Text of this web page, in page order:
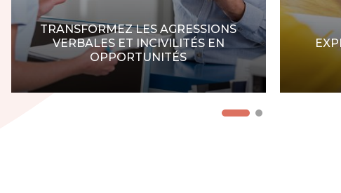
TRANSFORMEZ LES AGRESSIONS
VERBALES ET INCIVILITÉS EN
OPPORTUNITÉS